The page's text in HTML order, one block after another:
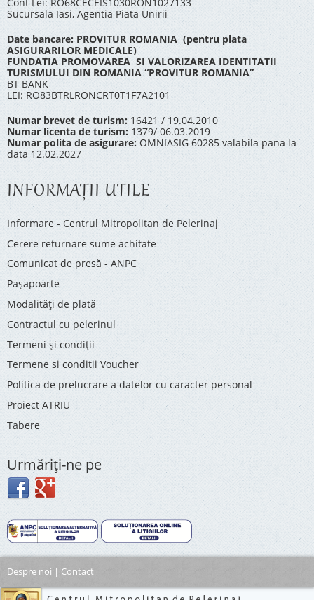
Sucursala Iasi, Agentia Piata Unirii
Date bancare: PROVITUR ROMANIA (pentru plata
ASIGURARILOR MEDICALE)
FUNDATIA PROMOVAREA SI VALORIZAREA IDENTITATII
TURISMULUI DIN ROMANIA “PROVITUR ROMANIA”
BT BANK
LEI: RO83BTRLRONCRT0T1F7A2101
Numar brevet de turism: 16421 / 19.04.2010
Numar licenta de turism: 1379/ 06.03.2019
Numar polita de asigurare: OMNIASIG 60285 valabila pana la
data 12.02.2027
INFORMAŢII UTILE
Informare - Centrul Mitropolitan de Pelerinaj
Cerere returnare sume achitate
Comunicat de presă - ANPC
Pașapoarte
Modalități de plată
Contractul cu pelerinul
Termeni și condiții
Termene si conditii Voucher
Politica de prelucrare a datelor cu caracter personal
Proiect ATRIU
Tabere
Urmăriţi-ne pe
Despre noi | Contact